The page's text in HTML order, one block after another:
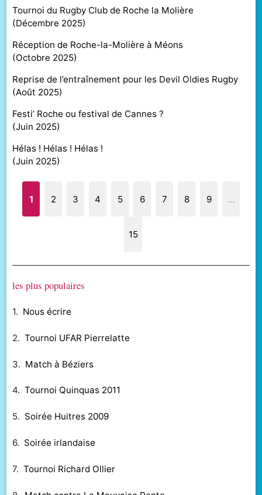
Tournoi du Rugby Club de Roche la Molière
(Décembre 2025)
Réception de Roche-la-Molière à Méons
(Octobre 2025)
Reprise de l’entraînement pour les Devil Oldies Rugby
(Août 2025)
Festi’ Roche ou festival de Cannes ?
(Juin 2025)
Hélas ! Hélas ! Hélas !
(Juin 2025)
1 2 3 4 5 6 7 8 9 …
15
les plus populaires
1. Nous écrire
2.Tournoi UFAR Pierrelatte
3. Match à Béziers
4.Tournoi Quinquas 2011
5. Soirée Huitres 2009
6. Soirée irlandaise
7.Tournoi Richard Ollier